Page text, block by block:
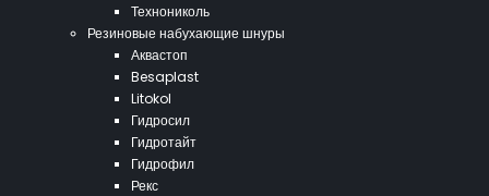
Технониколь
Резиновые набухающие шнуры
Аквастоп
Besaplast
Litokol
Гидросил
Гидротайт
Гидрофил
Рекс